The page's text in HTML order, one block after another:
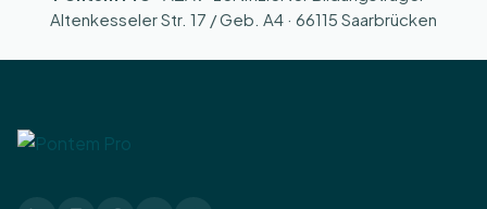
Altenkesseler Str. 17 / Geb. A4 · 66115 Saarbrücken